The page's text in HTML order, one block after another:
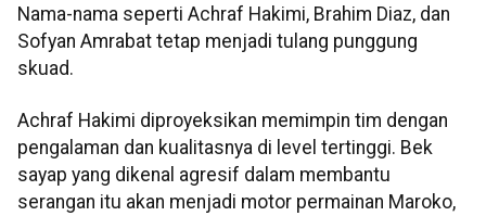
Nama-nama seperti Achraf Hakimi, Brahim Diaz, dan
Sofyan Amrabat tetap menjadi tulang punggung
skuad.
Achraf Hakimi diproyeksikan memimpin tim dengan
pengalaman dan kualitasnya di level tertinggi. Bek
sayap yang dikenal agresif dalam membantu
serangan itu akan menjadi motor permainan Maroko,